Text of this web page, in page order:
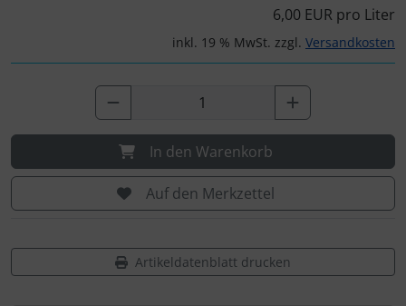
6,00 EUR pro Liter
inkl. 19 % MwSt. zzgl. Versandkosten
In den Warenkorb
Auf den Merkzettel
Artikeldatenblatt drucken